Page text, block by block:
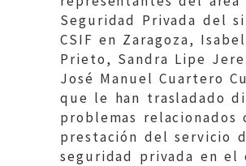
Seguridad Privada del
CSIF en Zaragoza,
Prieto, Sandra Lipe
José Manuel Cuartero
que le han trasladado
problemas relacionados
prestación del servicio
seguridad privada en el